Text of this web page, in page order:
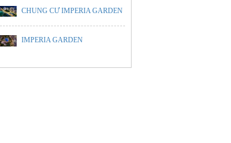
CHUNG CƯ IMPERIA GARDEN
IMPERIA GARDEN